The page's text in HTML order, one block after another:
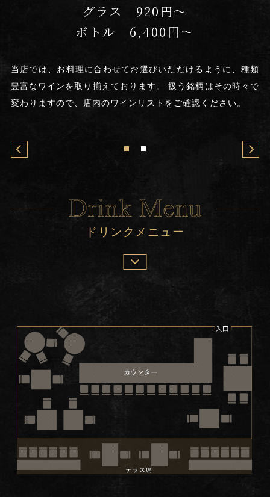
800円
超炭酸ハイボール。炭酸が強いため、長時間のど越しの良い
爽快感を楽しむことができます。スモーキーな味わいとほの
かな甘みのデュワーズは、ハイボールでその個性がより引き
ドリンクメニュー